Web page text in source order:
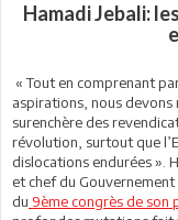
Hamadi Jebali:
« Tout en comprenant
aspirations, nous
surenchère des
révolution, surtout que
dislocations endurées ».
et chef du
du 9ème congrès de son